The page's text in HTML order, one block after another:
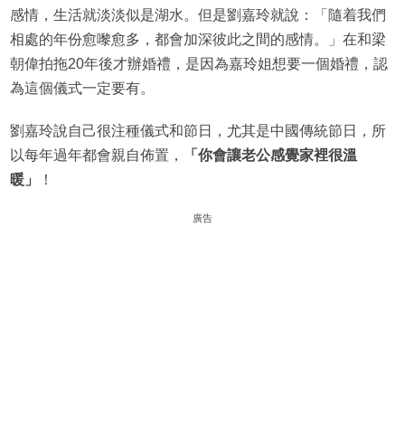
感情，生活就淡淡似是湖水。但是劉嘉玲就說：「隨着我們
相處的年份愈嚟愈多，都會加深彼此之間的感情。」在和梁
朝偉拍拖20年後才辦婚禮，是因為嘉玲姐想要一個婚禮，認
為這個儀式一定要有。
劉嘉玲說自己很注種儀式和節日，尤其是中國傳統節日，所
以每年過年都會親自佈置，
「你會讓老公感覺家裡很溫
暖」
！
廣告